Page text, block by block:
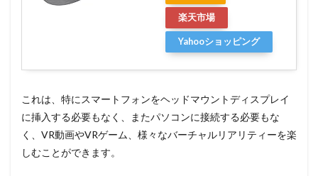
楽天市場
Yahooショッピング
これは、特にスマートフォンをヘッドマウントディスプレイ
に挿入する必要もなく、またパソコンに接続する必要もな
く、VR動画やVRゲーム、様々なバーチャルリアリティーを楽
しむことができます。